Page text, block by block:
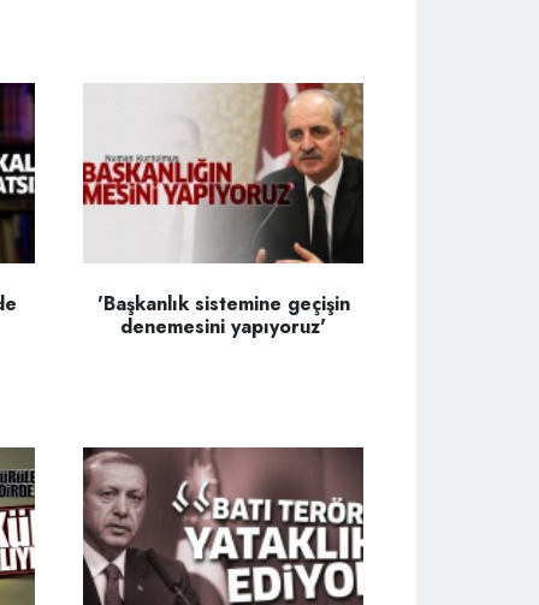
'Başkanlık sistemine geçişin
denemesini yapıyoruz'